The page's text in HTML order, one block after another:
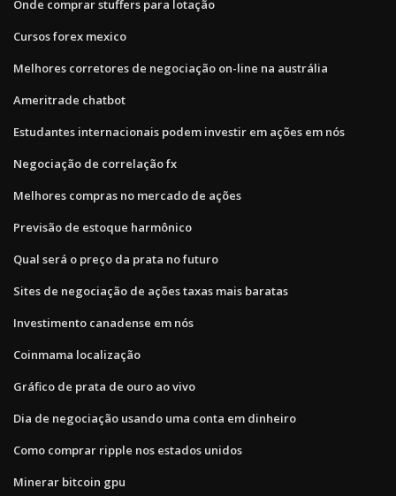
Onde comprar stuffers para lotação
Cursos forex mexico
Melhores corretores de negociação on-line na austrália
Ameritrade chatbot
Estudantes internacionais podem investir em ações em nós
Negociação de correlação fx
Melhores compras no mercado de ações
Previsão de estoque harmônico
Qual será o preço da prata no futuro
Sites de negociação de ações taxas mais baratas
Investimento canadense em nós
Coinmama localização
Gráfico de prata de ouro ao vivo
Dia de negociação usando uma conta em dinheiro
Como comprar ripple nos estados unidos
Minerar bitcoin gpu